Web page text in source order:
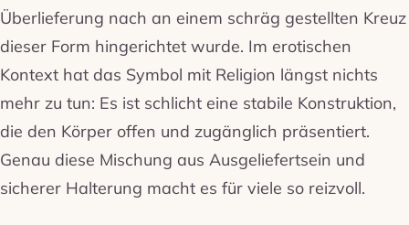
Überlieferung nach an einem schräg gestellten Kreuz
dieser Form hingerichtet wurde. Im erotischen
Kontext hat das Symbol mit Religion längst nichts
mehr zu tun: Es ist schlicht eine stabile Konstruktion,
die den Körper offen und zugänglich präsentiert.
Genau diese Mischung aus Ausgeliefertsein und
sicherer Halterung macht es für viele so reizvoll.